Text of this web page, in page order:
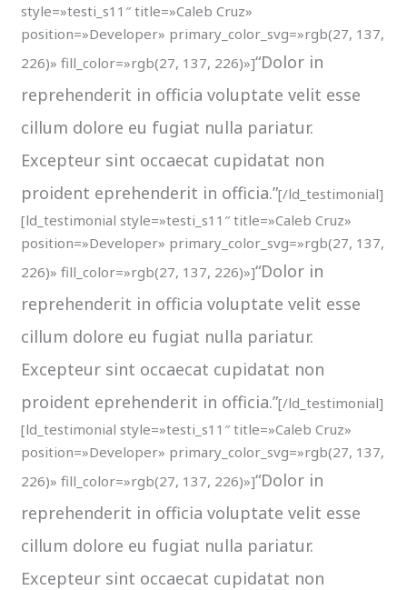
style=»testi_s11″ title=»Caleb Cruz»
position=»Developer» primary_color_svg=»rgb(27, 137,
226)» fill_color=»rgb(27, 137, 226)»]“Dolor in
reprehenderit in officia voluptate velit esse
cillum dolore eu fugiat nulla pariatur.
Excepteur sint occaecat cupidatat non
proident eprehenderit in officia.”[/ld_testimonial]
[ld_testimonial style=»testi_s11″ title=»Caleb Cruz»
position=»Developer» primary_color_svg=»rgb(27, 137,
226)» fill_color=»rgb(27, 137, 226)»]“Dolor in
reprehenderit in officia voluptate velit esse
cillum dolore eu fugiat nulla pariatur.
Excepteur sint occaecat cupidatat non
proident eprehenderit in officia.”[/ld_testimonial]
[ld_testimonial style=»testi_s11″ title=»Caleb Cruz»
position=»Developer» primary_color_svg=»rgb(27, 137,
226)» fill_color=»rgb(27, 137, 226)»]“Dolor in
reprehenderit in officia voluptate velit esse
cillum dolore eu fugiat nulla pariatur.
Excepteur sint occaecat cupidatat non